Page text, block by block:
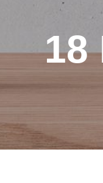
18